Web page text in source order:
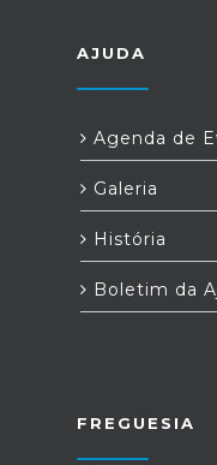
AJUDA
Agenda de
Galeria
História
Boletim da
FREGUESIA